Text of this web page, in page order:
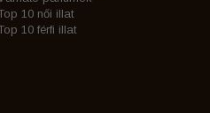
10 női illat
10 férfi illat